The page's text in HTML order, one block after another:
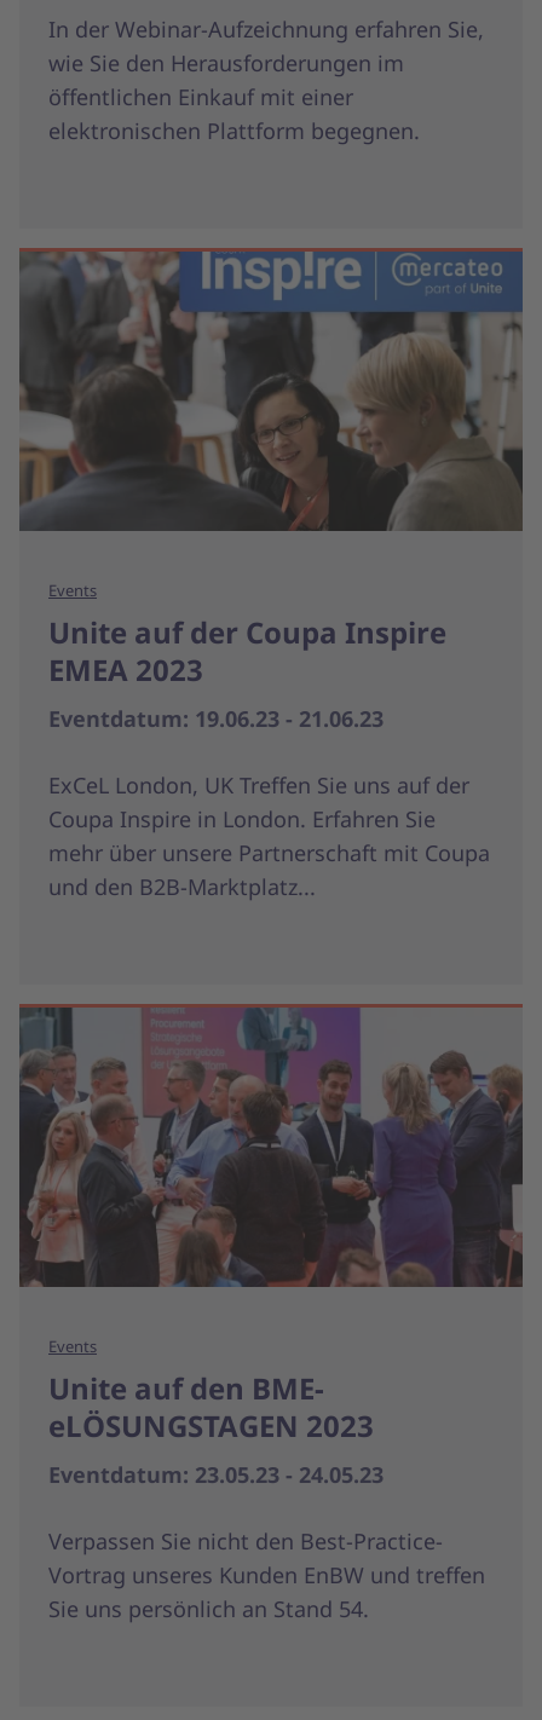
In der Webinar-Aufzeichnung erfahren Sie,
wie Sie den Herausforderungen im
öffentlichen Einkauf mit einer
elektronischen Plattform begegnen.
Events
Unite auf der Coupa Inspire
EMEA 2023
Eventdatum: 19.06.23 - 21.06.23
ExCeL London, UK Treffen Sie uns auf der
Coupa Inspire in London. Erfahren Sie
mehr über unsere Partnerschaft mit Coupa
und den B2B-Marktplatz...
Events
Unite auf den BME-
eLÖSUNGSTAGEN 2023
Eventdatum: 23.05.23 - 24.05.23
Verpassen Sie nicht den Best-Practice-
Vortrag unseres Kunden EnBW und treffen
Sie uns persönlich an Stand 54.